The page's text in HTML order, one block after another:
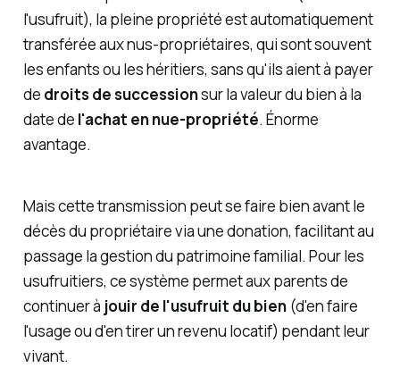
l'usufruit), la pleine propriété est automatiquement
transférée aux nus-propriétaires, qui sont souvent
les enfants ou les héritiers, sans qu'ils aient à payer
de droits de successionsur la valeur du bien à la
date de l'achat en nue-propriété. Énorme
avantage.
Mais cette transmission peut se faire bien avant le
décès du propriétaire via une donation, facilitant au
passage la gestion du patrimoine familial. Pour les
usufruitiers, ce système permet aux parents de
continuer à jouir de l'usufruit du bien(d'en faire
l'usage ou d'en tirer un revenu locatif) pendant leur
vivant.